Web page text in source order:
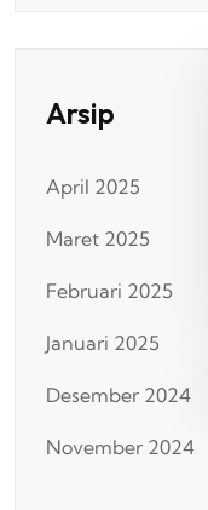
Arsip
April 2025
Maret 2025
Februari 2025
Januari 2025
Desember 2024
November 2024